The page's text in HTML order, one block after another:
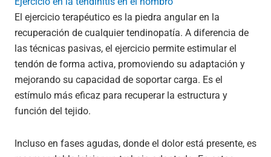
El ejercicio terapéutico es la piedra angular en la
recuperación de cualquier tendinopatía. A diferencia de
las técnicas pasivas, el ejercicio permite estimular el
tendón de forma activa, promoviendo su adaptación y
mejorando su capacidad de soportar carga. Es el
estímulo más eficaz para recuperar la estructura y
función del tejido.
Incluso en fases agudas, donde el dolor está presente, es